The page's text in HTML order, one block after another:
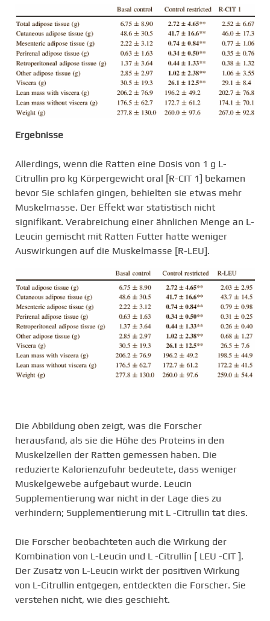
Ergebnisse
Allerdings, wenn die Ratten eine Dosis von 1 g L-
Citrullin pro kg Körpergewicht oral [R-CIT 1] bekamen
bevor Sie schlafen gingen, behielten sie etwas mehr
Muskelmasse. Der Effekt war statistisch nicht
signifikant. Verabreichung einer ähnlichen Menge an L-
Leucin gemischt mit Ratten Futter hatte weniger
Auswirkungen auf die Muskelmasse [R-LEU].
Die Abbildung oben zeigt, was die Forscher
herausfand, als sie die Höhe des Proteins in den
Muskelzellen der Ratten gemessen haben. Die
reduzierte Kalorienzufuhr bedeutete, dass weniger
Muskelgewebe aufgebaut wurde. Leucin
Supplementierung war nicht in der Lage dies zu
verhindern; Supplementierung mit L -Citrullin tat dies.
Die Forscher beobachteten auch die Wirkung der
Kombination von L-Leucin und L -Citrullin [ LEU -CIT ].
Der Zusatz von L-Leucin wirkt der positiven Wirkung
von L-Citrullin entgegen, entdeckten die Forscher. Sie
verstehen nicht, wie dies geschieht.